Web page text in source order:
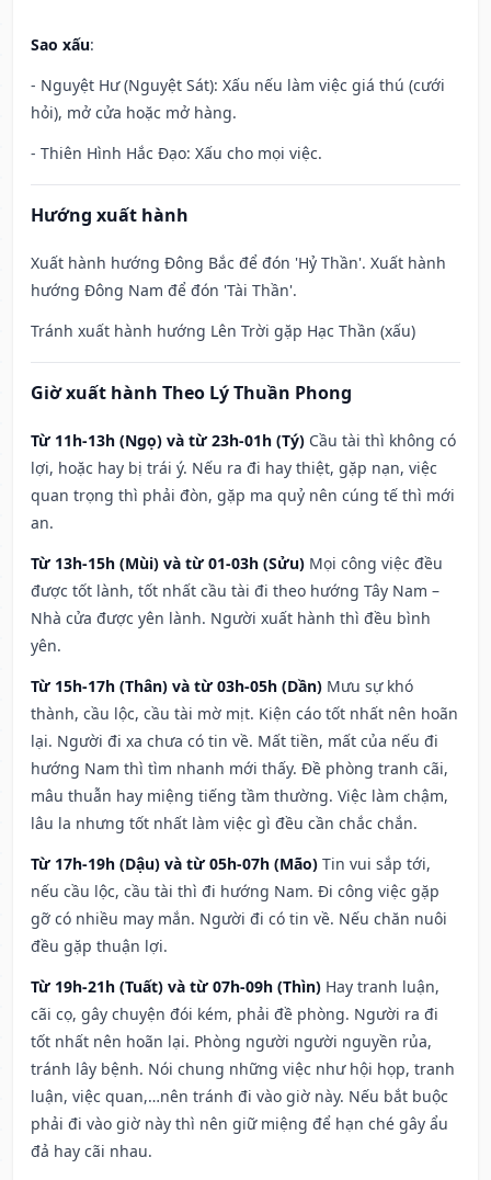
Sao xấu:
- Nguyệt Hư (Nguyệt Sát): Xấu nếu làm việc giá thú (cưới
hỏi), mở cửa hoặc mở hàng.
- Thiên Hình Hắc Đạo: Xấu cho mọi việc.
Hướng xuất hành
Xuất hành hướng Đông Bắc để đón 'Hỷ Thần'. Xuất hành
hướng Đông Nam để đón 'Tài Thần'.
Tránh xuất hành hướng Lên Trời gặp Hạc Thần (xấu)
Giờ xuất hành Theo Lý Thuần Phong
Từ 11h-13h (Ngọ) và từ 23h-01h (Tý) Cầu tài thì không có
lợi, hoặc hay bị trái ý. Nếu ra đi hay thiệt, gặp nạn, việc
quan trọng thì phải đòn, gặp ma quỷ nên cúng tế thì mới
an.
Từ 13h-15h (Mùi) và từ 01-03h (Sửu) Mọi công việc đều
được tốt lành, tốt nhất cầu tài đi theo hướng Tây Nam –
Nhà cửa được yên lành. Người xuất hành thì đều bình
yên.
Từ 15h-17h (Thân) và từ 03h-05h (Dần) Mưu sự khó
thành, cầu lộc, cầu tài mờ mịt. Kiện cáo tốt nhất nên hoãn
lại. Người đi xa chưa có tin về. Mất tiền, mất của nếu đi
hướng Nam thì tìm nhanh mới thấy. Đề phòng tranh cãi,
mâu thuẫn hay miệng tiếng tầm thường. Việc làm chậm,
lâu la nhưng tốt nhất làm việc gì đều cần chắc chắn.
Từ 17h-19h (Dậu) và từ 05h-07h (Mão) Tin vui sắp tới,
nếu cầu lộc, cầu tài thì đi hướng Nam. Đi công việc gặp
gỡ có nhiều may mắn. Người đi có tin về. Nếu chăn nuôi
đều gặp thuận lợi.
Từ 19h-21h (Tuất) và từ 07h-09h (Thìn) Hay tranh luận,
cãi cọ, gây chuyện đói kém, phải đề phòng. Người ra đi
tốt nhất nên hoãn lại. Phòng người người nguyền rủa,
tránh lây bệnh. Nói chung những việc như hội họp, tranh
luận, việc quan,…nên tránh đi vào giờ này. Nếu bắt buộc
phải đi vào giờ này thì nên giữ miệng để hạn ché gây ẩu
đả hay cãi nhau.